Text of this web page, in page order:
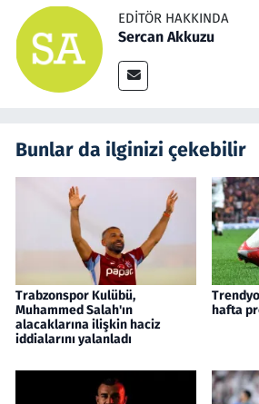
EDITÖR HAKKINDA
Sercan Akkuzu
Bunlar da ilginizi çekebilir
Trabzonspor Kulübü,
Muhammed Salah'ın
alacaklarına ilişkin haciz
iddialarını yalanladı
hafta